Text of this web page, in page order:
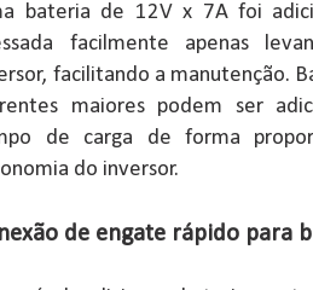
bateria de 12V x 7A foi
facilmente apenas
facilitando a manutenção.
maiores podem ser
de carga de forma
do inversor.
de engate rápido para